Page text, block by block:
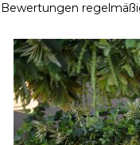
Bewertungen